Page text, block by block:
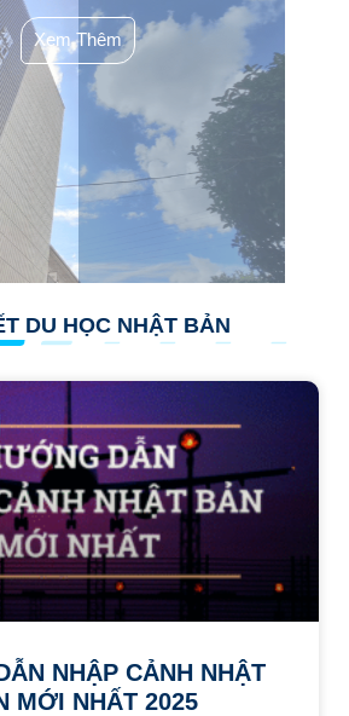
Xem Thêm
DU HỌC NHẬT BẢN
NHẬP CẢNH NHẬT
MỚI NHẤT 2025